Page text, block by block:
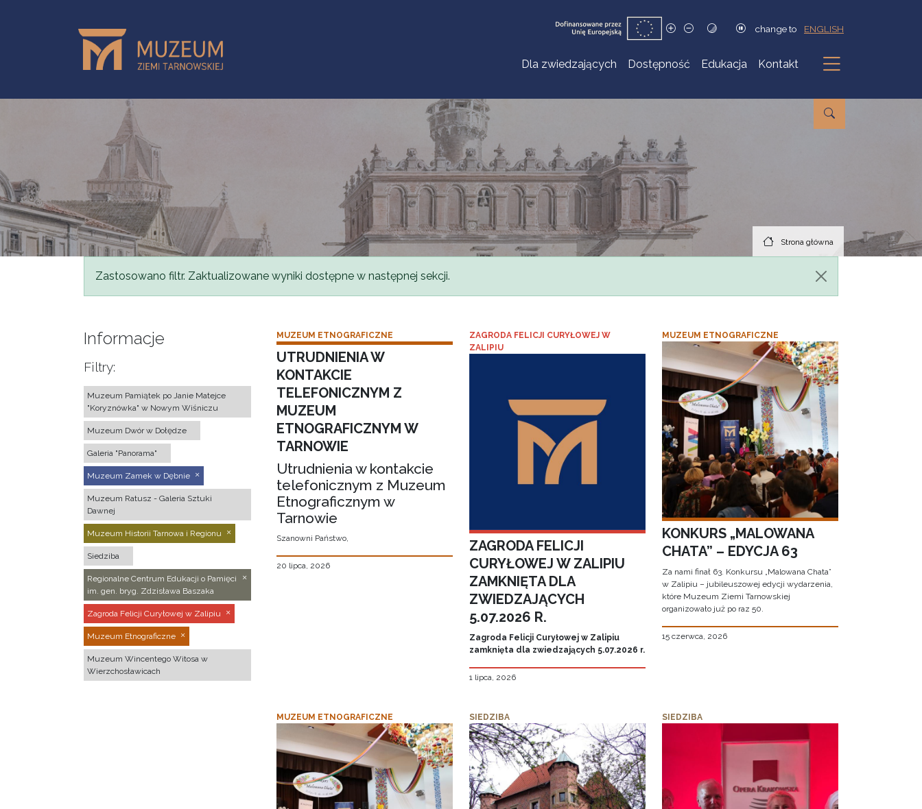
change to ENGLISH
Dla zwiedzających Dostępność Edukacja Kontakt
Podmenu
Strona główna
Komunikat
Zastosowano filtr. Zaktualizowane wyniki dostępne w następnej sekcji.
Informacje
Filtry:
Muzeum Pamiątek po Janie Matejce
"Koryznówka" w Nowym Wiśniczu
Muzeum Dwór w Dołędze
Galeria "Panorama"
Muzeum Zamek w Dębnie
Muzeum Ratusz - Galeria Sztuki
Dawnej
Muzeum Historii Tarnowa i Regionu
Siedziba
Regionalne Centrum Edukacji o Pamięci
im. gen. bryg. Zdzisława Baszaka
Zagroda Felicji Curyłowej w Zalipiu
Muzeum Etnograficzne
Muzeum Wincentego Witosa w
Wierzchosławicach
MUZEUM ETNOGRAFICZNE
UTRUDNIENIA W
KONTAKCIE
TELEFONICZNYM Z
MUZEUM
ETNOGRAFICZNYM W
TARNOWIE
Utrudnienia w kontakcie
telefonicznym z Muzeum
Etnograficznym w
Tarnowie
Szanowni Państwo,
20 lipca, 2026
ZAGRODA FELICJI CURYŁOWEJ W
ZALIPIU
ZAGRODA FELICJI
CURYŁOWEJ W ZALIPIU
ZAMKNIĘTA DLA
ZWIEDZAJĄCYCH
5.07.2026 R.
Zagroda Felicji Curyłowej w Zalipiu
zamknięta dla zwiedzających 5.07.2026 r.
1 lipca, 2026
MUZEUM ETNOGRAFICZNE
KONKURS „MALOWANA
CHATA” – EDYCJA 63
Za nami finał 63. Konkursu „Malowana Chata”
w Zalipiu – jubileuszowej edycji wydarzenia,
które Muzeum Ziemi Tarnowskiej
organizowało już po raz 50.
15 czerwca, 2026
MUZEUM ETNOGRAFICZNE SIEDZIBA SIEDZIBA